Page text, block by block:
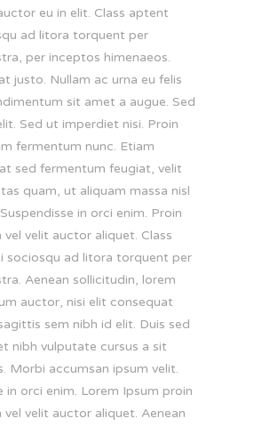
eu in elit. Class aptent
ad litora torquent per
per inceptos himenaeos.
justo. Nullam ac urna eu felis
sit amet a augue. Sed
Sed ut imperdiet nisi. Proin
fermentum nunc. Etiam
sed fermentum feugiat, velit
quam, ut aliquam massa nisl
in orci enim. Proin
vel velit auctor aliquet. Class
sociosqu ad litora torquent per
Aenean sollicitudin, lorem
auctor, nisi elit consequat
sem nibh id elit. Duis sed
nibh vulputate cursus a sit
Morbi accumsan ipsum velit.
in orci enim. Lorem Ipsum proin
vel velit auctor aliquet. Aenean